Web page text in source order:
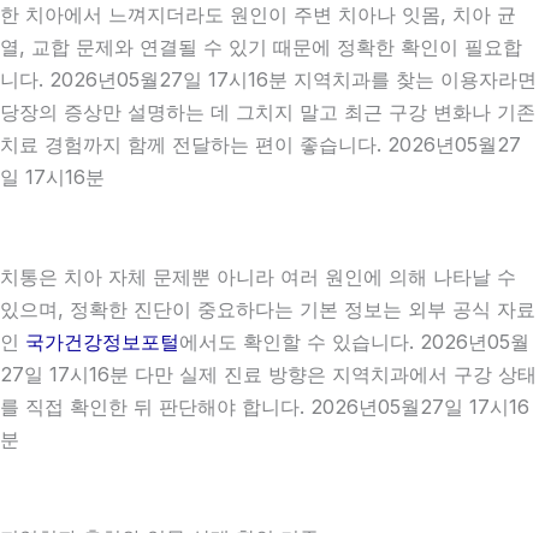
한 치아에서 느껴지더라도 원인이 주변 치아나 잇몸, 치아 균
열, 교합 문제와 연결될 수 있기 때문에 정확한 확인이 필요합
니다. 2026년05월27일 17시16분 지역치과를 찾는 이용자라면
당장의 증상만 설명하는 데 그치지 말고 최근 구강 변화나 기존
치료 경험까지 함께 전달하는 편이 좋습니다. 2026년05월27
일 17시16분
치통은 치아 자체 문제뿐 아니라 여러 원인에 의해 나타날 수
있으며, 정확한 진단이 중요하다는 기본 정보는 외부 공식 자료
인 국가건강정보포털에서도 확인할 수 있습니다. 2026년05월
27일 17시16분 다만 실제 진료 방향은 지역치과에서 구강 상태
를 직접 확인한 뒤 판단해야 합니다. 2026년05월27일 17시16
분